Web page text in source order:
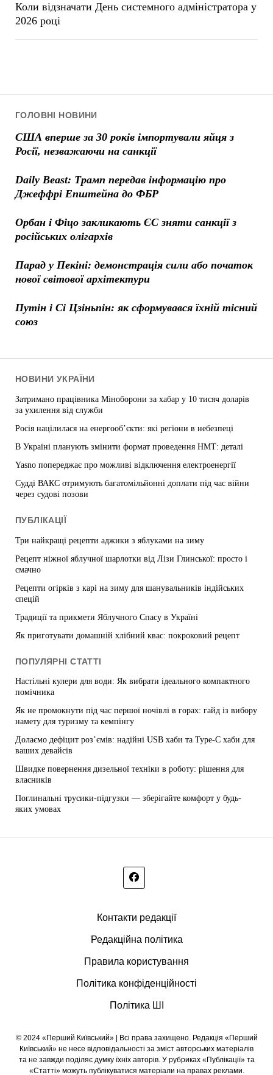
ГОЛОВНІ НОВИНИ
США вперше за 30 років імпортували яйця з
Росії, незважаючи на санкції
Daily Beast: Трамп передав інформацію про
Джеффрі Епштейна до ФБР
Орбан і Фіцо закликають ЄС зняти санкції з
російських олігархів
Парад у Пекіні: демонстрація сили або початок
нової світової архітектури
Путін і Сі Цзіньпін: як сформувався їхній тісний
союз
Коли відзначати День системного адміністратора у
2026 році
НОВИНИ УКРАЇНИ
Затримано працівника Міноборони за хабар у 10 тисяч доларів
за ухилення від служби
Росія націлилася на енергооб’єкти: які регіони в небезпеці
В Україні планують змінити формат проведення НМТ: деталі
Yasno попереджає про можливі відключення електроенергії
Судді ВАКС отримують багатомільйонні доплати під час війни
через судові позови
ПУБЛІКАЦІЇ
Три найкращі рецепти аджики з яблуками на зиму
Рецепт ніжної яблучної шарлотки від Лізи Глинської: просто і
смачно
Рецепти огірків з карі на зиму для шанувальників індійських
спецій
Традиції та прикмети Яблучного Спасу в Україні
Як приготувати домашній хлібний квас: покроковий рецепт
ПОПУЛЯРНІ СТАТТІ
Настільні кулери для води: Як вибрати ідеального компактного
помічника
Як не промокнути під час першої ночівлі в горах: гайд із вибору
намету для туризму та кемпінгу
Долаємо дефіцит роз’ємів: надійні USB хаби та Type-C хаби для
ваших девайсів
Швидке повернення дизельної техніки в роботу: рішення для
власників
Поглинальні трусики-підгузки — зберігайте комфорт у будь-
яких умовах
Контакти редакції
Редакційна політика
Правила користування
Політика конфіденційності
Політика ШІ
© 2024 «Перший Київський» | Всі права захищено. Редакція «Перший
Київський» не несе відповідальності за зміст авторських матеріалів
та не завжди поділяє думку їхніх авторів. У рубриках «Публікації» та
«Статті» можуть публікуватися матеріали на правах реклами.